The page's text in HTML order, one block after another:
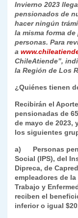
Invierno 2023
pensionados de
hacer ningún
la misma forma
personas. Para
a
ChileAtiende”,
la Región de Los
¿Quiénes tienen
Recibirán el
pensionadas de
de mayo de 2023,
los siguientes
a) Personas
Social (IPS), del
Dipreca, de
empleadores de la
Trabajo y
reciben el
inferior o igual